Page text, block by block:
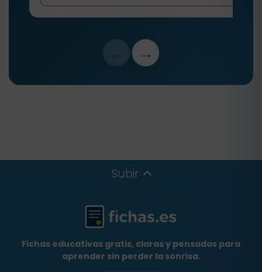
→
Subir
Fichas educativas gratis, claras y pensadas para
aprender sin perder la sonrisa.